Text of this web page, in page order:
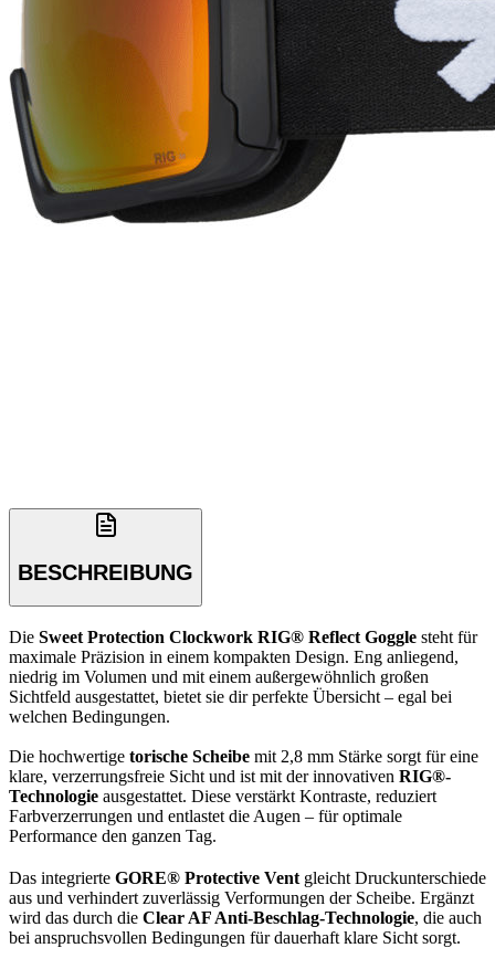
BESCHREIBUNG
Die Sweet Protection Clockwork RIG® Reflect Goggle steht für
maximale Präzision in einem kompakten Design. Eng anliegend,
niedrig im Volumen und mit einem außergewöhnlich großen
Sichtfeld ausgestattet, bietet sie dir perfekte Übersicht – egal bei
welchen Bedingungen.
Die hochwertige torische Scheibe mit 2,8 mm Stärke sorgt für eine
klare, verzerrungsfreie Sicht und ist mit der innovativen RIG®-
Technologie ausgestattet. Diese verstärkt Kontraste, reduziert
Farbverzerrungen und entlastet die Augen – für optimale
Performance den ganzen Tag.
Das integrierte GORE® Protective Vent gleicht Druckunterschiede
aus und verhindert zuverlässig Verformungen der Scheibe. Ergänzt
wird das durch die Clear AF Anti-Beschlag-Technologie, die auch
bei anspruchsvollen Bedingungen für dauerhaft klare Sicht sorgt.